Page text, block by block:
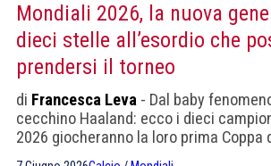
Mondiali 2026, la nuova
dieci stelle all’esordio che
prendersi il torneo
di Francesca Leva - Dal baby
cecchino Haaland: ecco i dieci
2026 giocheranno la loro prima Coppa
Qualcuno giovanissimo, qualcun altro